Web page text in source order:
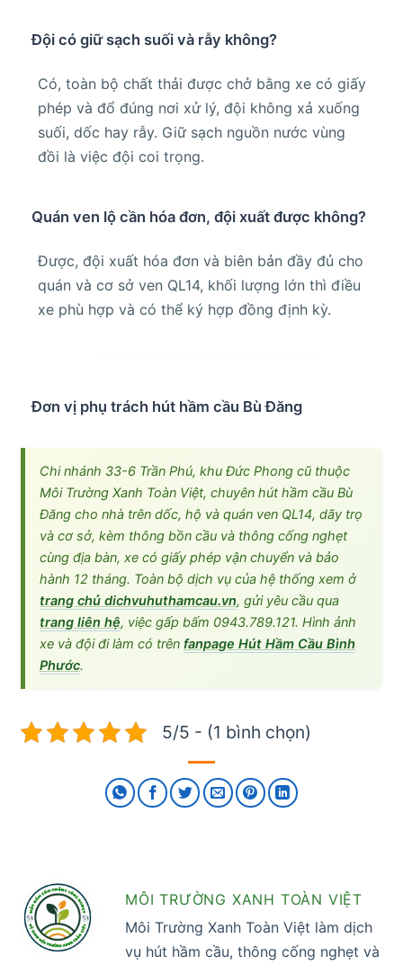
Đội có giữ sạch suối và rẫy không?
Có, toàn bộ chất thải được chở bằng xe có giấy
phép và đổ đúng nơi xử lý, đội không xả xuống
suối, dốc hay rẫy. Giữ sạch nguồn nước vùng
đồi là việc đội coi trọng.
Quán ven lộ cần hóa đơn, đội xuất được không?
Được, đội xuất hóa đơn và biên bản đầy đủ cho
quán và cơ sở ven QL14, khối lượng lớn thì điều
xe phù hợp và có thể ký hợp đồng định kỳ.
Đơn vị phụ trách hút hầm cầu Bù Đăng
Chi nhánh 33-6 Trần Phú, khu Đức Phong cũ thuộc
Môi Trường Xanh Toàn Việt, chuyên hút hầm cầu Bù
Đăng cho nhà trên dốc, hộ và quán ven QL14, dãy trọ
và cơ sở, kèm thông bồn cầu và thông cống nghẹt
cùng địa bàn, xe có giấy phép vận chuyển và bảo
hành 12 tháng. Toàn bộ dịch vụ của hệ thống xem ở
trang chủ dichvuhuthamcau.vn, gửi yêu cầu qua
trang liên hệ, việc gấp bấm 0943.789.121. Hình ảnh
xe và đội đi làm có trên fanpage Hút Hầm Cầu Bình
Phước.
5/5 - (1 bình chọn)
MÔI TRƯỜNG XANH TOÀN VIỆT
Môi Trường Xanh Toàn Việt làm dịch
vụ hút hầm cầu, thông cống nghẹt và